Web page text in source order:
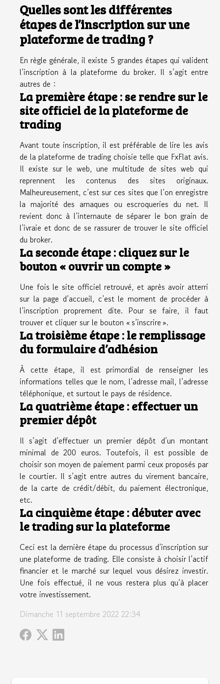
Quelles sont les différentes
étapes de l’inscription sur une
plateforme de trading ?
En règle générale, il existe 5 grandes étapes qui valident
l’inscription à la plateforme du broker. Il s’agit entre
autres de :
La première étape : se rendre sur le
site officiel de la plateforme de
trading
Avant toute inscription, il est préférable de lire les avis
de la plateforme de trading choisie telle que FxFlat avis.
Il existe sur le web, une multitude de sites web qui
reprennent les contenus des sites originaux.
Malheureusement, c’est sur ces sites que l’on enregistre
la majorité des arnaques ou escroqueries du net. Il
revient donc à l’internaute de séparer le bon grain de
l’ivraie et donc de se rassurer de trouver le site officiel
du broker.
La seconde étape : cliquez sur le
bouton « ouvrir un compte »
Une fois le site officiel retrouvé, et après avoir atterri
sur la page d’accueil, c’est le moment de procéder à
l’inscription proprement dite. Pour se faire, il faut
trouver et cliquer sur le bouton « s’inscrire ».
La troisième étape : le remplissage
du formulaire d’adhésion
À cette étape, il est primordial de renseigner les
informations telles que le nom, l’adresse mail, l’adresse
téléphonique, et surtout le pays de résidence.
La quatrième étape : effectuer un
premier dépôt
Il s’agit d’effectuer un premier dépôt d’un montant
minimal de 200 euros. Toutefois, il est possible de
choisir son moyen de paiement parmi ceux proposés par
le courtier. Il s’agit entre autres du virement bancaire,
de la carte de crédit/débit, du paiement électronique,
etc.
La cinquième étape : débuter avec
le trading sur la plateforme
Ceci est la dernière étape du processus d’inscription sur
une plateforme de trading. Elle consiste à choisir l’actif
financier et le marché sur lequel vous désirez investir.
Une fois effectué, il ne vous restera plus qu’à placer
votre investissement.
Dimanche 11 septembre 2022 22:34